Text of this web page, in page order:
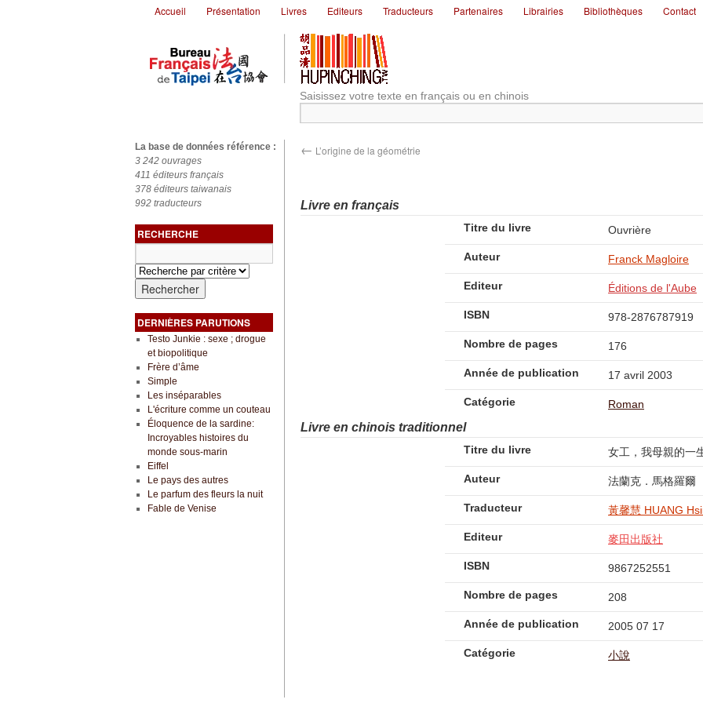
Accueil Présentation Livres Editeurs Traducteurs Partenaires Librairies Bibliothèques Contact
Saisissez votre texte en français ou en chinois
La base de données référence :
3 242 ouvrages
411 éditeurs français
378 éditeurs taiwanais
992 traducteurs
RECHERCHE
DERNIÈRES PARUTIONS
Testo Junkie : sexe ; drogue
et biopolitique
Frère d’âme
Simple
Les inséparables
L'écriture comme un couteau
Éloquence de la sardine:
Incroyables histoires du
monde sous-marin
Eiffel
Le pays des autres
Le parfum des fleurs la nuit
Fable de Venise
← L’origine de la géométrie
Livre en français
Titre du livre Ouvrière
Auteur Franck Magloire
Editeur Éditions de l'Aube
ISBN 978-2876787919
Nombre de pages 176
Année de publication 17 avril 2003
Catégorie Roman
Livre en chinois traditionnel
Titre du livre 女工，我母親的一
Auteur 法蘭克．馬格羅爾
Traducteur 黃馨慧 HUANG
Editeur 麥田出版社
ISBN 9867252551
Nombre de pages 208
Année de publication 2005 07 17
Catégorie 小說